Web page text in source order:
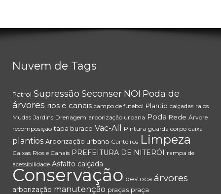
Nuvem de Tags
Patrol Supressão Seconser NOI Poda de
árvores rios e canais campo de futebol Plantio calçadas ralos
Mudas Jardins Drenagem arborização urbana Poda Rede Árvore
recomposição tapa buraco Vac-All Pintura guarda corpo caixa
plantios Arborização urbana Canteiros Limpeza
Caixas Rios e Canais PREFEITURA DE NITERÓI
rampa de
acessibilidade Asfalto calçada
Conservação destoca árvores
arborização manutenção praças praça